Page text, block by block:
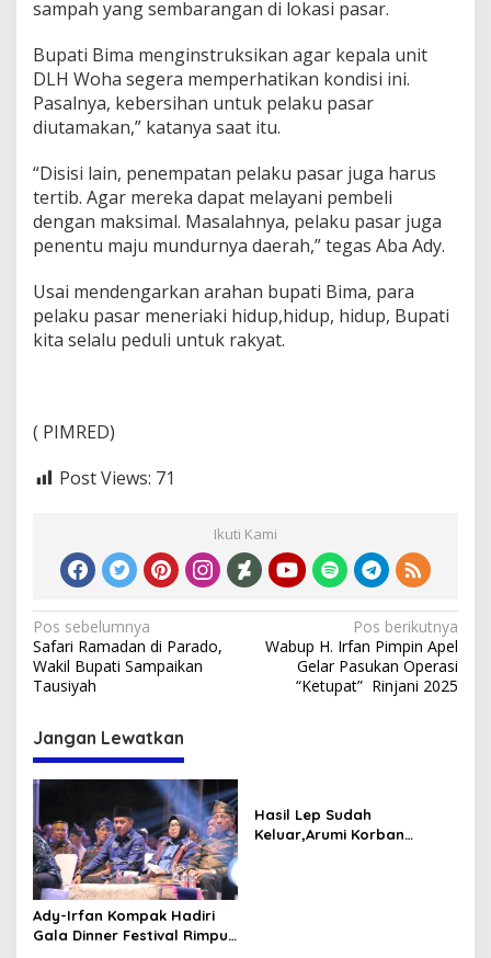
sampah yang sembarangan di lokasi pasar.
Bupati Bima menginstruksikan agar kepala unit
DLH Woha segera memperhatikan kondisi ini.
Pasalnya, kebersihan untuk pelaku pasar
diutamakan,” katanya saat itu.
“Disisi lain, penempatan pelaku pasar juga harus
tertib. Agar mereka dapat melayani pembeli
dengan maksimal. Masalahnya, pelaku pasar juga
penentu maju mundurnya daerah,” tegas Aba Ady.
Usai mendengarkan arahan bupati Bima, para
pelaku pasar meneriaki hidup,hidup, hidup, Bupati
kita selalu peduli untuk rakyat.
( PIMRED)
Post Views: 71
Ikuti Kami
Navigasi
pos
Pos sebelumnya
Safari Ramadan di Parado,
Wakil Bupati Sampaikan
Tausiyah
Pos berikutnya
Wabup H. Irfan Pimpin Apel
Gelar Pasukan Operasi
“Ketupat” Rinjani 2025
Jangan Lewatkan
Ady-Irfan Kompak Hadiri
Gala Dinner Festival Rimpu
Hasil Lep Sudah
Keluar,Arumi Korban